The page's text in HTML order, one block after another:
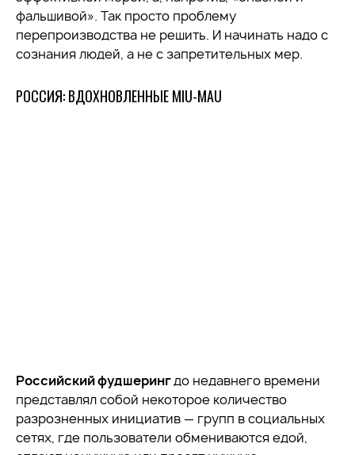
фальшивой». Так просто проблему
перепроизводства не решить. И начинать надо с
сознания людей, а не с запретительных мер.
РОССИЯ: ВДОХНОВЛЕННЫЕ MIU-MAU
Российский фудшерингдо недавнего времени
представлял собой некоторое количество
разрозненных инициатив — групп в социальных
сетях, где пользователи обмениваются едой,